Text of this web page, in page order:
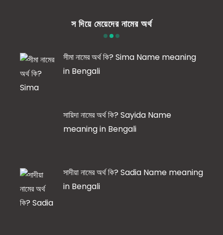
স দিয়ে মেয়েদের নামের অর্থ
সীমা নামের অর্থ কি? Sima Name meaning
in Bengali
সায়িদা নামের অর্থ কি? Sayida Name
meaning in Bengali
সাদীয়া নামের অর্থ কি? Sadia Name meaning
in Bengali